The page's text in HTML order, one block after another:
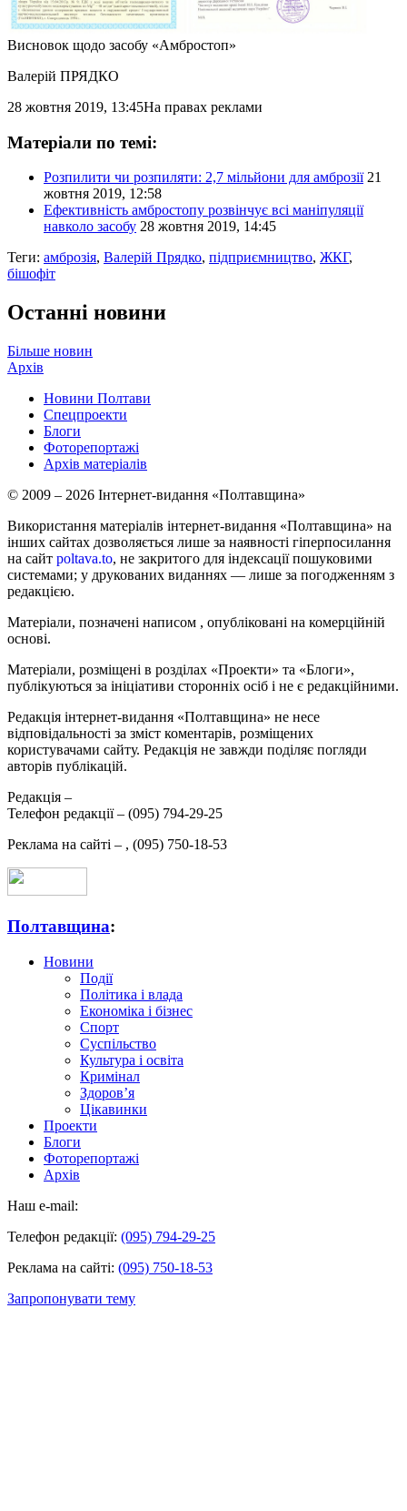
Висновок щодо засобу «Амбростоп»
Валерій ПРЯДКО
28 жовтня 2019, 13:45На правах реклами
Матеріали по темі:
Розпилити чи розпиляти: 2,7 мільйони для амброзії 21
жовтня 2019, 12:58
Ефективність амбростопу розвінчує всі маніпуляції
навколо засобу 28 жовтня 2019, 14:45
Теги: амброзія, Валерій Прядко, підприємництво, ЖКГ,
бішофіт
Останні новини
Більше новин
Архів
Новини Полтави
Спецпроекти
Блоги
Фоторепортажі
Архів матеріалів
© 2009 – 2026 Інтернет-видання «Полтавщина»
Використання матеріалів інтернет-видання «Полтавщина» на
інших сайтах дозволяється лише за наявності гіперпосилання
на сайт poltava.to, не закритого для індексації пошуковими
системами; у друкованих виданнях — лише за погодженням з
редакцією.
Матеріали, позначені написом , опубліковані на комерційній
основі.
Матеріали, розміщені в розділах «Проекти» та «Блоги»,
публікуються за ініціативи сторонніх осіб і не є редакційними.
Редакція інтернет-видання «Полтавщина» не несе
відповідальності за зміст коментарів, розміщених
користувачами сайту. Редакція не завжди поділяє погляди
авторів публікацій.
Редакція –
Телефон редакції – (095) 794-29-25
Реклама на сайті – , (095) 750-18-53
Полтавщина:
Новини
Події
Політика і влада
Економіка і бізнес
Спорт
Суспільство
Культура і освіта
Кримінал
Здоров’я
Цікавинки
Проекти
Блоги
Фоторепортажі
Архів
Наш e-mail:
Телефон редакції: (095) 794-29-25
Реклама на сайті: (095) 750-18-53
Запропонувати тему